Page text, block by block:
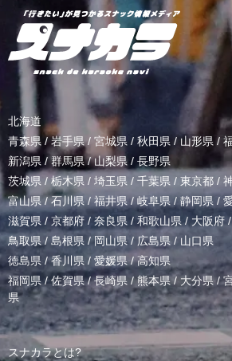
北海道
青森県 / 岩手県/ 宮城県 / 秋田県 / 山形県/
新潟県 /群馬県/山梨県 / 長野県
茨城県 / 栃木県 / 埼玉県 / 千葉県 / 東京都 /
富山県 /石川県/福井県/岐阜県 / 静岡県 /
滋賀県 / 京都府 / 奈良県 / 和歌山県/ 大阪府
鳥取県/ 島根県 /岡山県/ 広島県 / 山口県
徳島県 /香川県 / 愛媛県/高知県
福岡県/佐賀県/長崎県 /熊本県/ 大分県/
県
スナカラとは?